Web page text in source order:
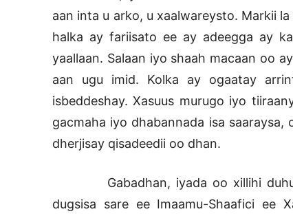
aan inta u arko, u xaalwareysto. Markii
halka ay fariisato ee ay adeegga ay
yaallaan. Salaan iyo shaah macaan oo
aan ugu imid. Kolka ay ogaatay
isbeddeshay. Xasuus murugo iyo
gacmaha iyo dhabannada isa
dherjisay qisadeedii oo dhan.
Gabadhan, iyada oo xillihi duhur
dugsisa sare ee Imaamu-Shaafici ee